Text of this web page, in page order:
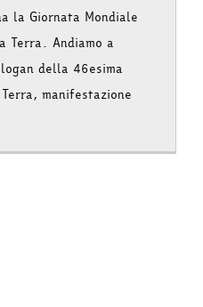
la Giornata Mondiale
Terra. Andiamo a
della 46esima
manifestazione